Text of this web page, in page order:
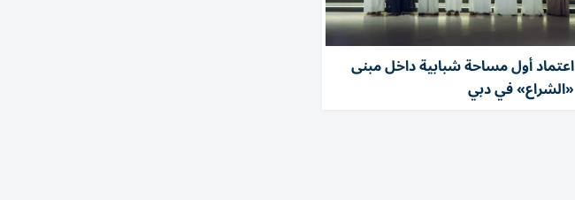
اعتماد أول مساحة شبابية داخل مبنى
«الشراع» في دبي